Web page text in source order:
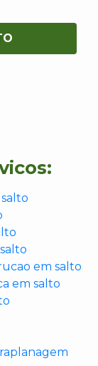
em salto
em salto